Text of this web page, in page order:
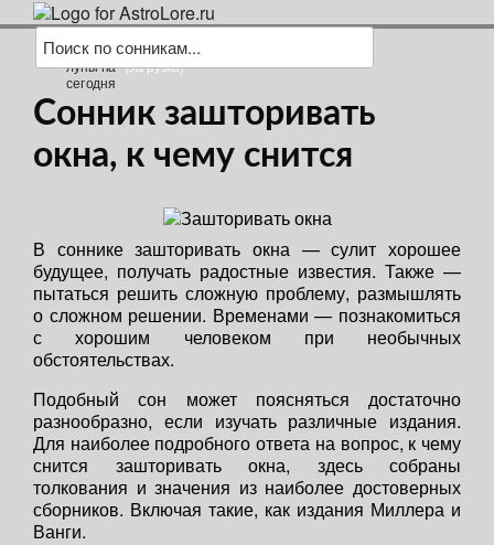
(загрузка)
Сонник зашторивать
окна, к чему снится
В соннике зашторивать окна — сулит хорошее
будущее, получать радостные известия. Также —
пытаться решить сложную проблему, размышлять
о сложном решении. Временами — познакомиться
с хорошим человеком при необычных
обстоятельствах.
Подобный сон может поясняться достаточно
разнообразно, если изучать различные издания.
Для наиболее подробного ответа на вопрос, к чему
снится зашторивать окна, здесь собраны
толкования и значения из наиболее достоверных
сборников. Включая такие, как издания Миллера и
Ванги.